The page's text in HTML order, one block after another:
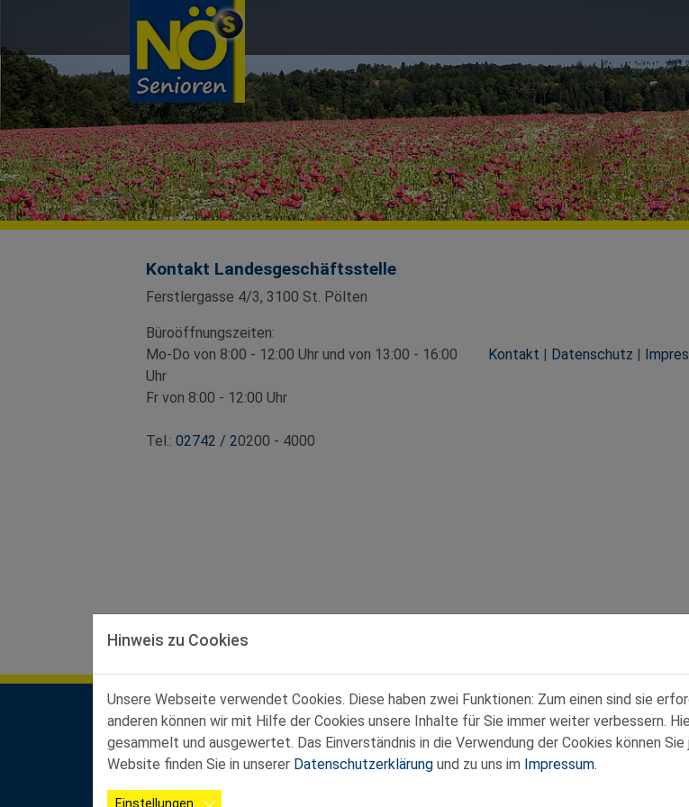
Direkt zur Hauptnavigation springen
Kontakt Landesgeschäftsstelle
Ferstlergasse 4/3, 3100 St. Pölten
Büroöffnungszeiten:
Mo-Do von 8:00 - 12:00 Uhr und von 13:00 - 16:00
Uhr
Fr von 8:00 - 12:00 Uhr
Tel.: 02742 / 20200 - 4000
Kontakt Datenschutz
Kontakt Landesgeschäftsstelle
Ferstlergasse 4/3, 3100 St. Pölten
Mo-Do von 8:00 - 12:00 Uhr und von 13:00 - 16:00 Uhr
Hinweis zu Cookies
Unsere Webseite verwendet Cookies. Diese haben zwei Funktionen: Zum einen sind sie
anderen können wir mit Hilfe der Cookies unsere Inhalte für Sie immer weiter verbessern.
gesammelt und ausgewertet. Das Einverständnis in die Verwendung der Cookies können
Website finden Sie in unserer Datenschutzerklärung und zu uns im Impressum.
Einstellungen